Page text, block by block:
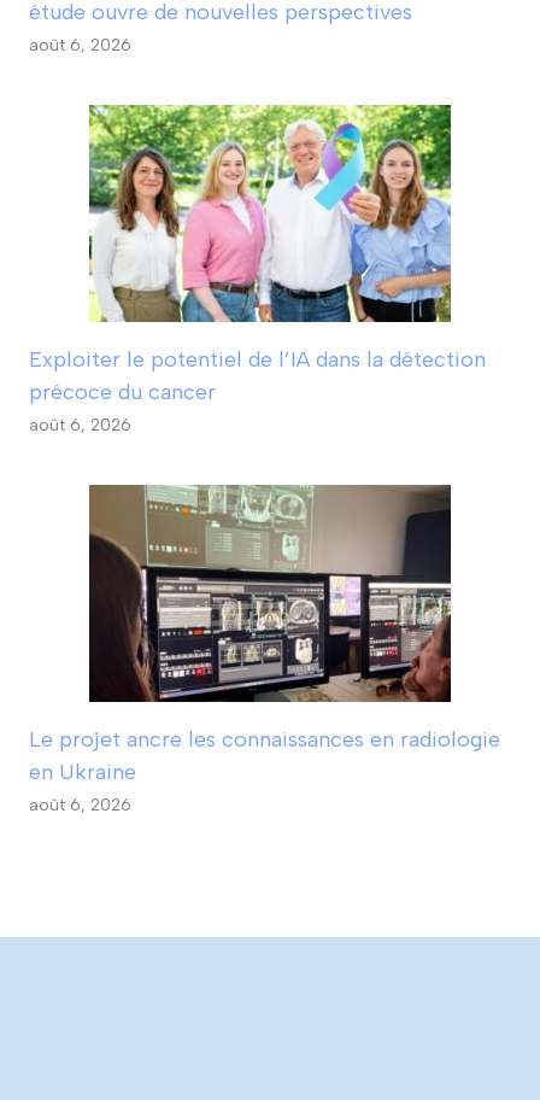
étude ouvre de nouvelles perspectives
août 6, 2026
Exploiter le potentiel de l’IA dans la détection
précoce du cancer
août 6, 2026
Le projet ancre les connaissances en radiologie
en Ukraine
août 6, 2026